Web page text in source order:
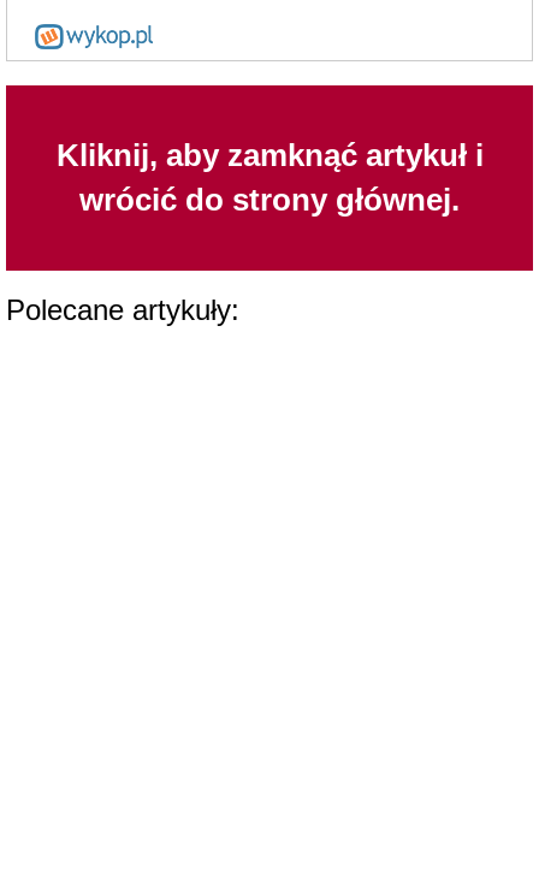
Kliknij, aby zamknąć artykuł i
wrócić do strony głównej.
Polecane artykuły: